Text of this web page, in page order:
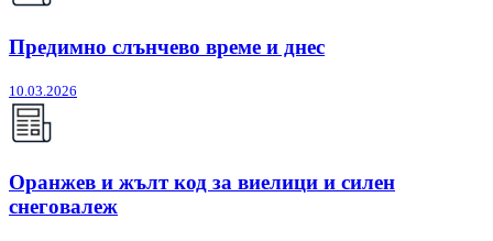
Предимно слънчево време и днес
10.03.2026
Оранжев и жълт код за виелици и силен
снеговалеж